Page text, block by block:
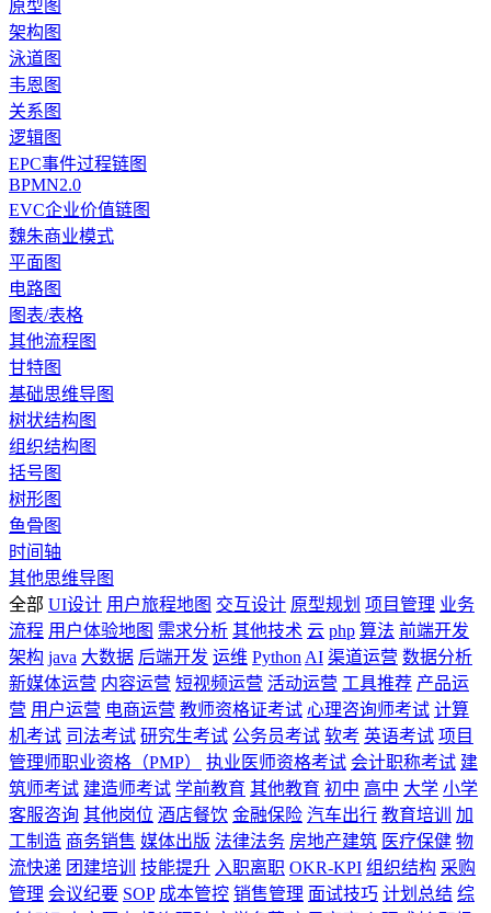
原型图
架构图
泳道图
韦恩图
关系图
逻辑图
EPC事件过程链图
BPMN2.0
EVC企业价值链图
魏朱商业模式
平面图
电路图
图表/表格
其他流程图
甘特图
基础思维导图
树状结构图
组织结构图
括号图
树形图
鱼骨图
时间轴
其他思维导图
全部 UI设计 用户旅程地图 交互设计 原型规划 项目管理 业务
流程 用户体验地图 需求分析 其他技术 云 php 算法 前端开发
架构 java 大数据 后端开发 运维 Python AI 渠道运营 数据分析
新媒体运营 内容运营 短视频运营 活动运营 工具推荐 产品运
营 用户运营 电商运营 教师资格证考试 心理咨询师考试 计算
机考试 司法考试 研究生考试 公务员考试 软考 英语考试 项目
管理师职业资格（PMP）
执业医师资格考试 会计职称考试 建
筑师考试 建造师考试 学前教育 其他教育 初中 高中 大学 小学
客服咨询 其他岗位 酒店餐饮 金融保险 汽车出行 教育培训
加
工制造 商务销售 媒体出版 法律法务 房地产建筑 医疗保健 物
流快递 团建培训 技能提升 入职离职 OKR-KPI 组织结构 采购
管理 会议纪要 SOP 成本管控 销售管理 面试技巧 计划总结 综